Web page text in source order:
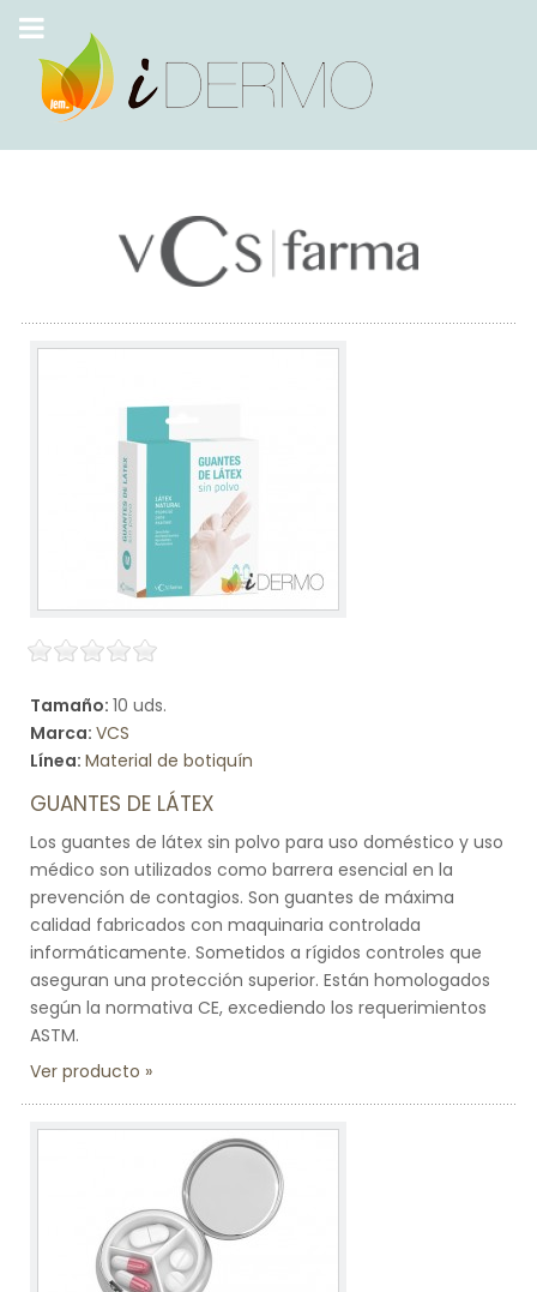
Tamaño: 10 uds.
Marca: VCS
Línea: Material de botiquín
GUANTES DE LÁTEX
Los guantes de látex sin polvo para uso doméstico y uso
médico son utilizados como barrera esencial en la
prevención de contagios. Son guantes de máxima
calidad fabricados con maquinaria controlada
informáticamente. Sometidos a rígidos controles que
aseguran una protección superior. Están homologados
según la normativa CE, excediendo los requerimientos
ASTM.
Ver producto